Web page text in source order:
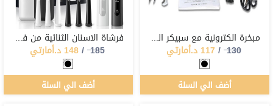
مبخرة الكترونية مع سبيكر القرآن الكريم
130
/
117 د.أمارتي
أضف الي السلة
فرشاة الاسنان الثنائية من فيريويل D7
185
/
148 د.أمارتي
أضف الي السلة